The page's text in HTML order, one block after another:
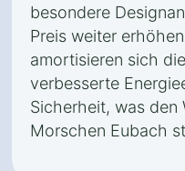
besondere
Preis weiter
amortisieren sich
verbesserte
Sicherheit, was den
Morschen Eubach